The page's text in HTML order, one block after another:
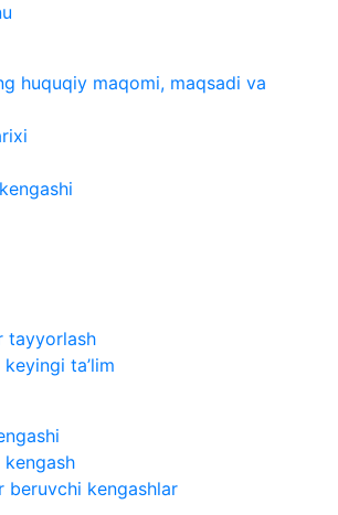
huquqiy maqomi, maqsadi va
tayyorlash
keyingi ta’lim
kengash
beruvchi kengashlar